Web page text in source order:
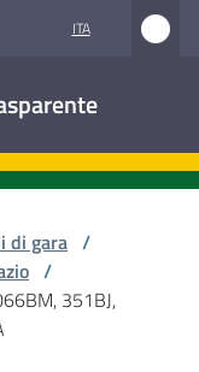
ITA
di gara /
/
351BJ,